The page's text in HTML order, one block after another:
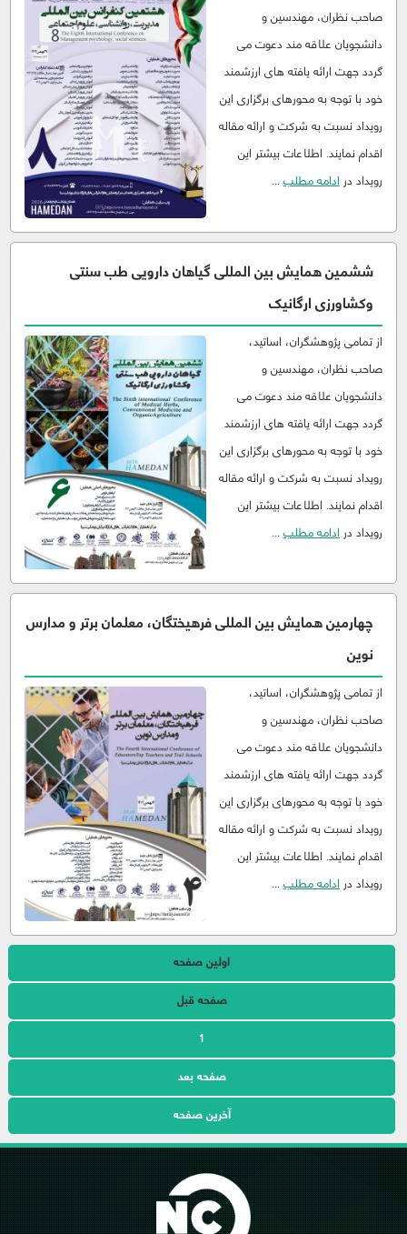
صاحب نظران، مهندسین و
دانشجویان علاقه مند دعوت می
گردد جهت ارائه یافته های ارزشمند
خود با توجه به محورهای برگزاری این
رویداد نسبت به شرکت و ارائه مقاله
اقدام نمایند. اطلاعات بیشتر این
رویداد در ادامه مطلب...
ششمین همایش بین المللی گیاهان دارویی طب سنتی
وکشاورزی ارگانیک
از تمامی پژوهشگران، اساتید،
صاحب نظران، مهندسین و
دانشجویان علاقه مند دعوت می
گردد جهت ارائه یافته های ارزشمند
خود با توجه به محورهای برگزاری این
رویداد نسبت به شرکت و ارائه مقاله
اقدام نمایند. اطلاعات بیشتر این
رویداد در ادامه مطلب...
چهارمین همایش بین المللی فرهیختگان، معلمان برتر و مدارس
نوین
از تمامی پژوهشگران، اساتید،
صاحب نظران، مهندسین و
دانشجویان علاقه مند دعوت می
گردد جهت ارائه یافته های ارزشمند
خود با توجه به محورهای برگزاری این
رویداد نسبت به شرکت و ارائه مقاله
اقدام نمایند. اطلاعات بیشتر این
رویداد در ادامه مطلب...
اولین صفحه
صفحه قبل
1
صفحه بعد
آخرین صفحه